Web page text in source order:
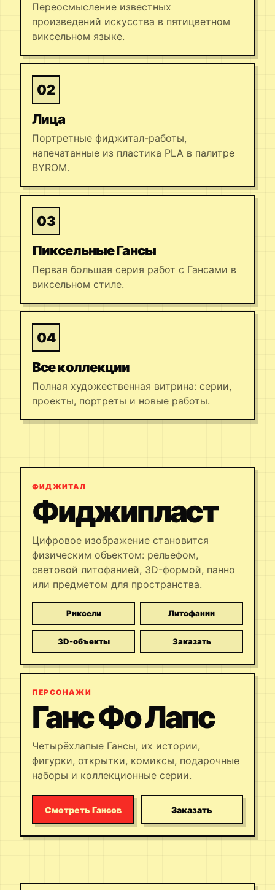
Переосмысление известных
произведений искусства в пятицветном
виксельном языке.
02
Лица
Портретные фиджитал-работы,
напечатанные из пластика PLA в палитре
BYROM.
03
Пиксельные Гансы
Первая большая серия работ с Гансами в
виксельном стиле.
04
Все коллекции
Полная художественная витрина: серии,
проекты, портреты и новые работы.
ФИДЖИТАЛ
Фиджипласт
Цифровое изображение становится
физическим объектом: рельефом,
световой литофанией, 3D-формой, панно
или предметом для пространства.
Риксели Литофании
3D-объекты Заказать
ПЕРСОНАЖИ
Ганс Фо Лапс
Четырёхлапые Гансы, их истории,
фигурки, открытки, комиксы, подарочные
наборы и коллекционные серии.
Смотреть Гансов Заказать